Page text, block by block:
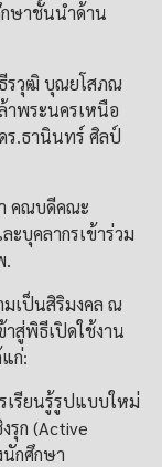
กษาชั้นนำด้าน
ธีรวุฒิ บุณยโสภณ
าพระนครเหนือ
ร.ธานินทร์ ศิลป์
คณบดีคณะ
บุคลากรเข้าร่วม
.
เป็นสิริมงคล ณ
าสู่พิธีเปิดใช้งาน
ก่:
เรียนรู้รูปแบบใหม่
รุก (Active
นักศึกษา